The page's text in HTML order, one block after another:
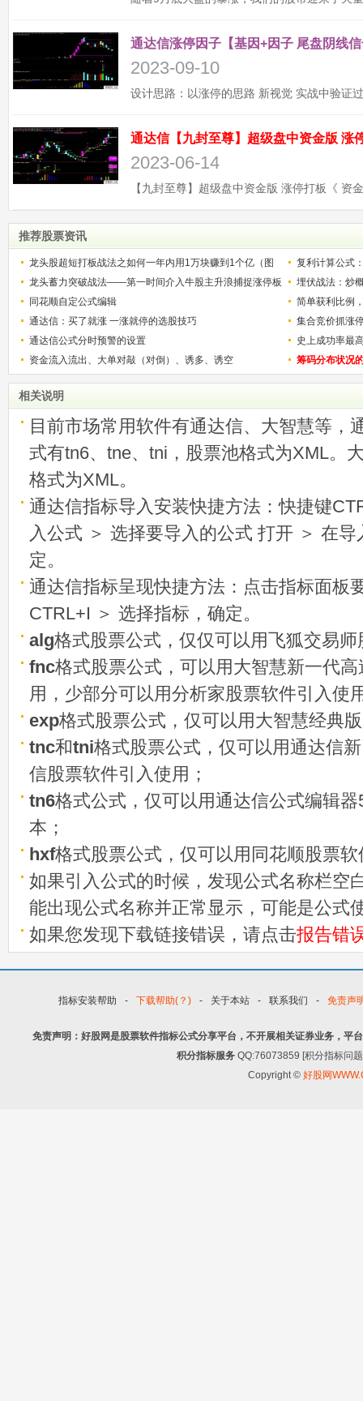
通达信涨停因子【基因+因子 尾盘阴线
2023-09-10
2023-06-14
推荐股票资讯
龙头股超短打板战法之如何一年内用1万块赚到1个亿（图
解）
复利计算公式
少？
龙头蓄力突破战法——第一时间介入牛股主升浪捕捉涨停板
的技巧（图解）
埋伏战法：炒
同花顺自定公式编辑
简单获利比例
用
通达信：买了就涨 一涨就停的选股技巧
集合竞价抓涨
通达信公式分时预警的设置
史上成功率最
称选股法宝！
资金流入流出、大单对敲（对倒）、诱多、诱空 筹码分布状况
相关说明
目前市场常用软件有通达信、大智慧等，
式有tn6、tne、tni，股票池格式为XML。
格式为XML。
通达信指标导入安装快捷方法：快捷键
入公式 ＞ 选择要导入的公式 打开 ＞ 在
定。
通达信指标呈现快捷方法：点击指标面板
CTRL+I ＞ 选择指标，确定。
alg格式股票公式，仅仅可以用飞狐交易
fnc格式股票公式，可以用大智慧新一代
用，少部分可以用分析家股票软件引入使
exp格式股票公式，仅可以用大智慧经典
tnc和tni格式股票公式，仅可以用通达信
信股票软件引入使用；
tn6格式公式，仅可以用通达信公式编辑
本；
hxf格式股票公式，仅可以用同花顺股票
如果引入公式的时候，发现公式名称栏空
能出现公式名称并正常显示，可能是公式
如果您发现下载链接错误，请点击报告错
指标安装帮助 - 下载帮助(？) - 关于本站 - 联系我们 - 免责声
免责声明：好股网是股票软件指标公式分享平台，不开展相关证券业务，平
积分指标服务 QQ:76073859 [积分指标问
Copyright © 好股网